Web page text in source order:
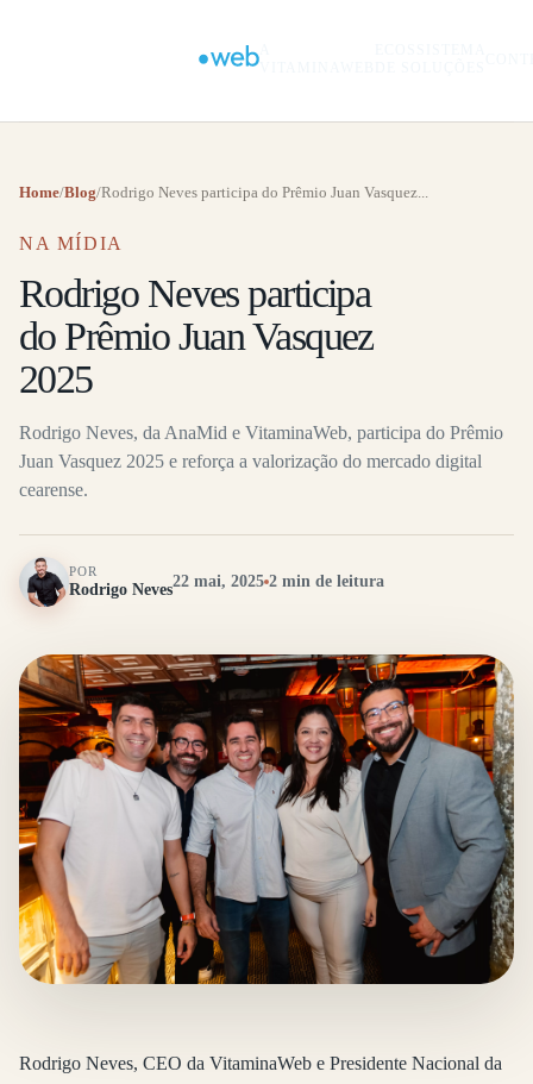
Home/Blog/Rodrigo Neves participa do Prêmio Juan Vasquez...
NA MÍDIA
Rodrigo Neves participa
do Prêmio Juan Vasquez
2025
Rodrigo Neves, da AnaMid e VitaminaWeb, participa do Prêmio
Juan Vasquez 2025 e reforça a valorização do mercado digital
cearense.
POR
Rodrigo Neves22 mai, 2025 2 min de leitura
Rodrigo Neves, CEO da VitaminaWeb e Presidente Nacional da